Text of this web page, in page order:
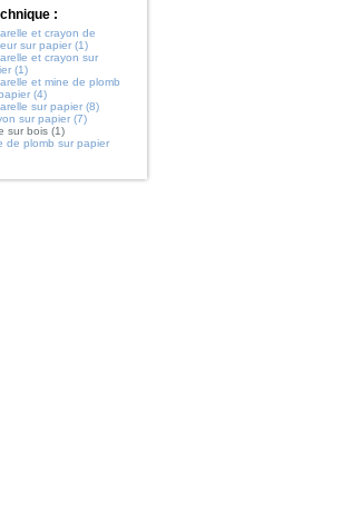
:
et crayon de
sur papier (1)
et crayon sur
(1)
et mine de plomb
(4)
sur papier (8)
sur papier (7)
sur bois (1)
de plomb sur papier